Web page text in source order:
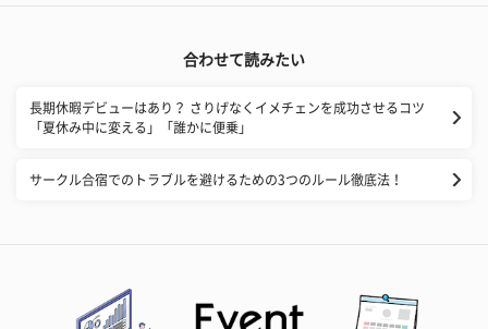
合わせて読みたい
長期休暇デビューはあり？ さりげなくイメチェンを成功させるコツ
「夏休み中に変える」「誰かに便乗」
サークル合宿でのトラブルを避けるための3つのルール徹底法！